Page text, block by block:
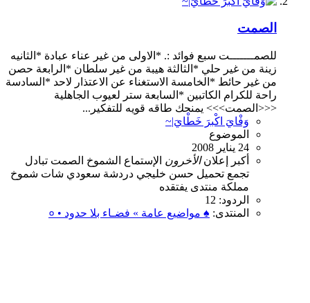
الصمت
للصمـــــــت سبع فوائد :. *الاولى من غير عناء عبادة *الثانيه
زينة من غير حلي *الثالثة هيبة من غير سلطان *الرابعة حصن
من غير حائط *الخامسة الاستغناء عن الاعتذار لاحد *السادسة
راحة للكرام الكاتبين *السابعة ستر لعيوب الجاهلية
<<<الصمت>>> يمنحك طاقه قويه للتفكير...
وَفْايَ اكْبرَ خَطْايَ|~
الموضوع
24 يناير 2008
أكبر
إعلانالأخرون الإستماع الشموخ الصمت تبادل
تجمع تحميل حسن خليجي دردشة سعودي شات شموخ
مملكة منتدى يفتقده
الردود: 12
المنتدى: ♠ مواضيع عامة » فضـاء بلا حدود • ०